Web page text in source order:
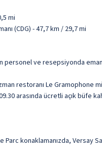
mi
(CDG) - 47,7 km / 29,7 mi
ve resepsiyonda
restoranı Le
arasında ücretli açık büfe
konaklamanızda, Versay